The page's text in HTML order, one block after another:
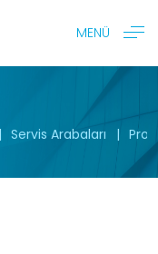
MENÜ
Servis Arabaları